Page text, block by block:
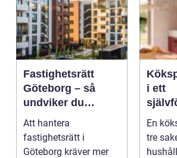
Fastighetsrätt
Göteborg – så
undviker du
vanliga fallgropar
Att hantera
fastighetsrätt i
Göteborg kräver mer
i ett
En
tre